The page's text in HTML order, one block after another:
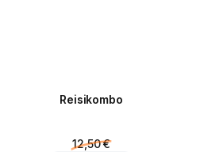
Reisikombo
12,50 €